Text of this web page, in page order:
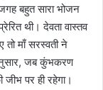
बहुत सारा भोजन
थी। देवता वास्तव
माँ सरस्वती ने
जब कुंभकरण
जीभ पर ही रहेगा।